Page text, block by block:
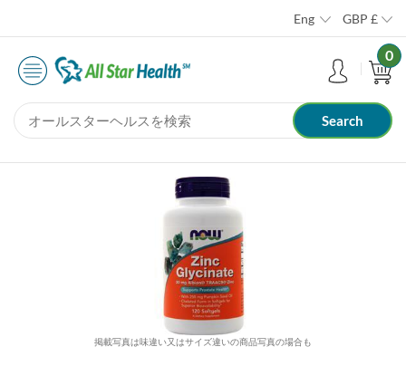
Eng GBP £
0
掲載写真は味違い又はサイズ違いの商品写真の場合も